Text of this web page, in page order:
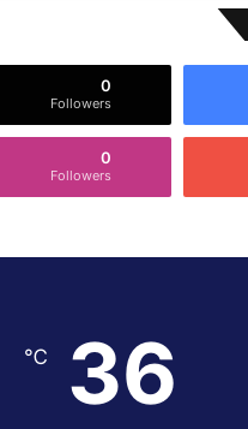
0
Followers
0
Followers
36
℃